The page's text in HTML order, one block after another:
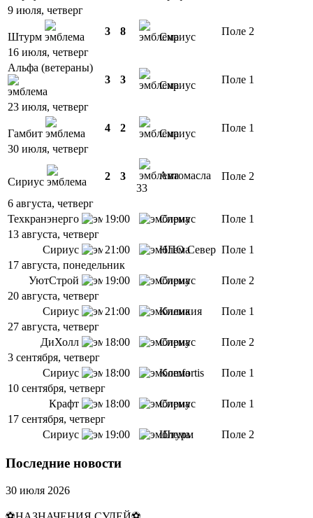
9 июля, четверг
Штурм 3 8 Сириус
Поле 2
16 июля, четверг
Альфа (ветераны)
3
3 Сириус Поле 1
23 июля, четверг
Гамбит 4 2 Сириус
Поле 1
30 июля, четверг
Сириус 2 3
Автомасла
33
Поле 2
6 августа, четверг
Техкранэнерго
19:00 Сириус
Поле 1
13 августа, четверг
Сириус
21:00 НПО Север Поле 1
17 августа, понедельник
УютСтрой
19:00 Сириус
Поле 2
20 августа, четверг
Сириус
21:00 Киликия
Поле 1
27 августа, четверг
ДиХолл
18:00 Сириус
Поле 2
3 сентября, четверг
Сириус
18:00 Komfortis
Поле 1
10 сентября, четверг
Крафт
18:00 Сириус
Поле 1
17 сентября, четверг
Сириус
19:00 Штурм Поле 2
Последние новости
30 июля 2026